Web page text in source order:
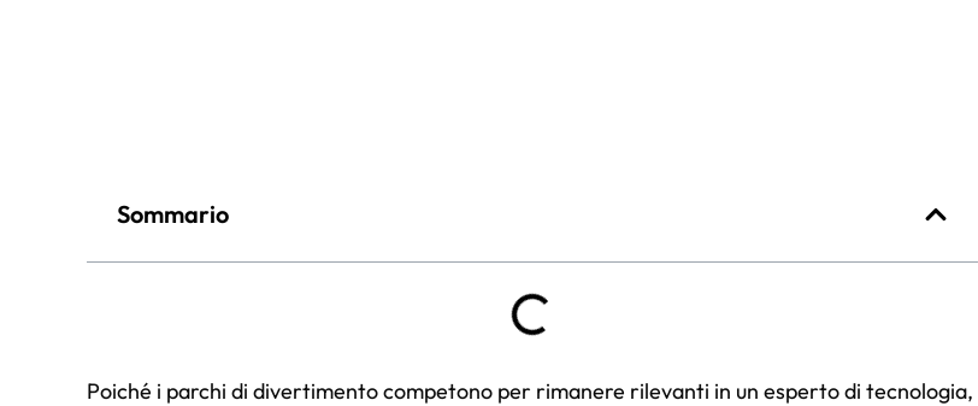
Sommario
Poiché i parchi di divertimento competono per rimanere rilevanti in un esperto di tecnologia,